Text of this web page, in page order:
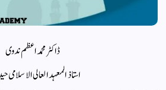
ڈاکٹر محمد اعظم ندوی
استاذ المعہد العالی الاسلامی